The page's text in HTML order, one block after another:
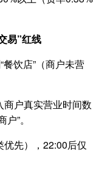
易”红线
餐饮店”（商户未营
户真实营业时间数
”。
先），22:00后仅